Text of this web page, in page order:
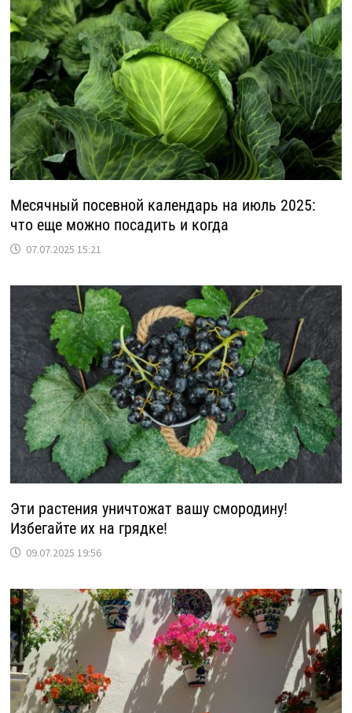
Месячный посевной календарь на июль 2025:
что еще можно посадить и когда
07.07.2025 15:21
Эти растения уничтожат вашу смородину!
Избегайте их на грядке!
09.07.2025 19:56